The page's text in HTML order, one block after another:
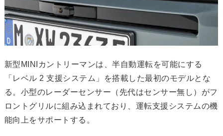
新型MINIカントリーマンは、半自動運転を可能にする
「レベル 2 支援システム」を搭載した最初のモデルとな
る。小型のレーダーセンサー（先代はセンサー無し）がフ
ロントグリルに組み込まれており、運転支援システムの機
能向上をサポートする。